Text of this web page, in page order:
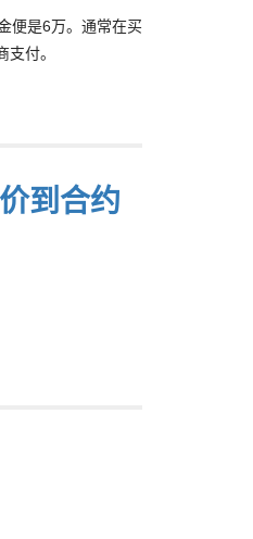
便是6万。通常在买
付。
到合约